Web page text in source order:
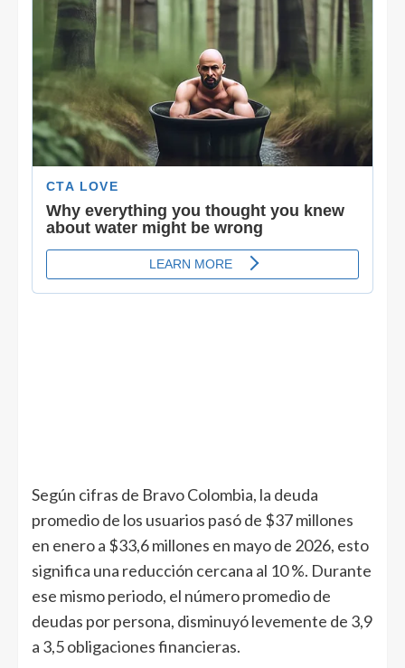
Según cifras de Bravo Colombia, la deuda
promedio de los usuarios pasó de $37 millones
en enero a $33,6 millones en mayo de 2026, esto
significa una reducción cercana al 10 %. Durante
ese mismo periodo, el número promedio de
deudas por persona, disminuyó levemente de 3,9
a 3,5 obligaciones financieras.